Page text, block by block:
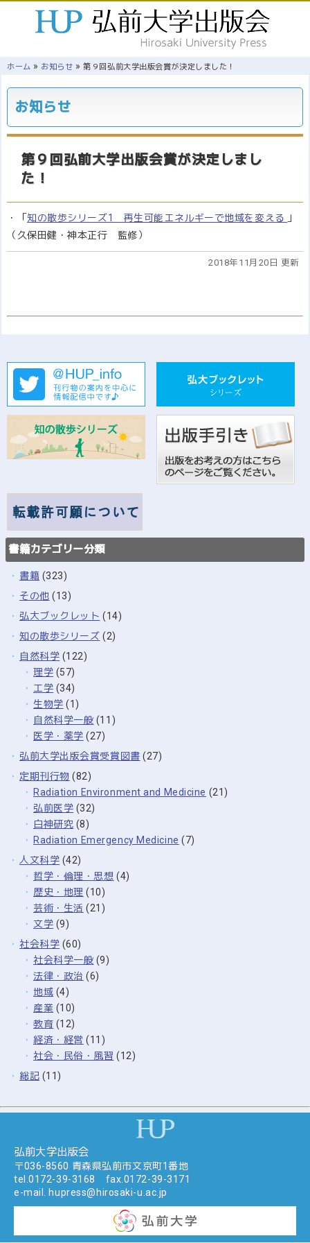
ホーム » お知らせ »第９回弘前大学出版会賞が決定しました！
お知らせ
第９回弘前大学出版会賞が決定しまし
た！
・「知の散歩シリーズ1 再生可能エネルギーで地域を変える
」
（久保田健・神本正行 監修）
2018年11月20日 更新
書籍カテゴリー分類
書籍 (323)
その他 (13)
弘大ブックレット (14)
知の散歩シリーズ (2)
自然科学 (122)
理学 (57)
工学 (34)
生物学 (1)
自然科学一般 (11)
医学・薬学 (27)
弘前大学出版会賞受賞図書 (27)
定期刊行物 (82)
Radiation Environment and Medicine (21)
弘前医学 (32)
白神研究 (8)
Radiation Emergency Medicine (7)
人文科学 (42)
哲学・倫理・思想 (4)
歴史・地理 (10)
芸術・生活 (21)
文学 (9)
社会科学 (60)
社会科学一般 (9)
法律・政治 (6)
地域 (4)
産業 (10)
教育 (12)
経済・経営 (11)
社会・民俗・風習 (12)
総記 (11)
弘前大学出版会
〒036-8560 青森県弘前市文京町1番地
tel.0172-39-3168
fax.0172-39-3171
e-mail. hupress@hirosaki-u.ac.jp